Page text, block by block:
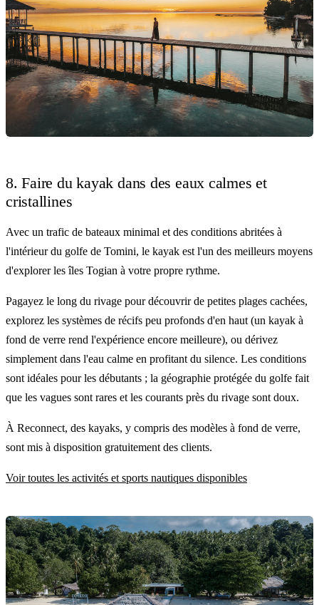
8. Faire du kayak dans des eaux calmes et
cristallines
Avec un trafic de bateaux minimal et des conditions abritées à
l'intérieur du golfe de Tomini, le kayak est l'un des meilleurs moyens
d'explorer les îles Togian à votre propre rythme.
Pagayez le long du rivage pour découvrir de petites plages cachées,
explorez les systèmes de récifs peu profonds d'en haut (un kayak à
fond de verre rend l'expérience encore meilleure), ou dérivez
simplement dans l'eau calme en profitant du silence. Les conditions
sont idéales pour les débutants ; la géographie protégée du golfe fait
que les vagues sont rares et les courants près du rivage sont doux.
À Reconnect, des kayaks, y compris des modèles à fond de verre,
sont mis à disposition gratuitement des clients.
Voir toutes les activités et sports nautiques disponibles